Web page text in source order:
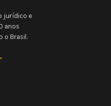
jurídico e
anos
o Brasil.